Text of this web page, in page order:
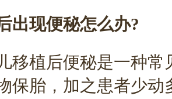
现便秘怎么办?
植后便秘是一种常
保胎，加之患者少